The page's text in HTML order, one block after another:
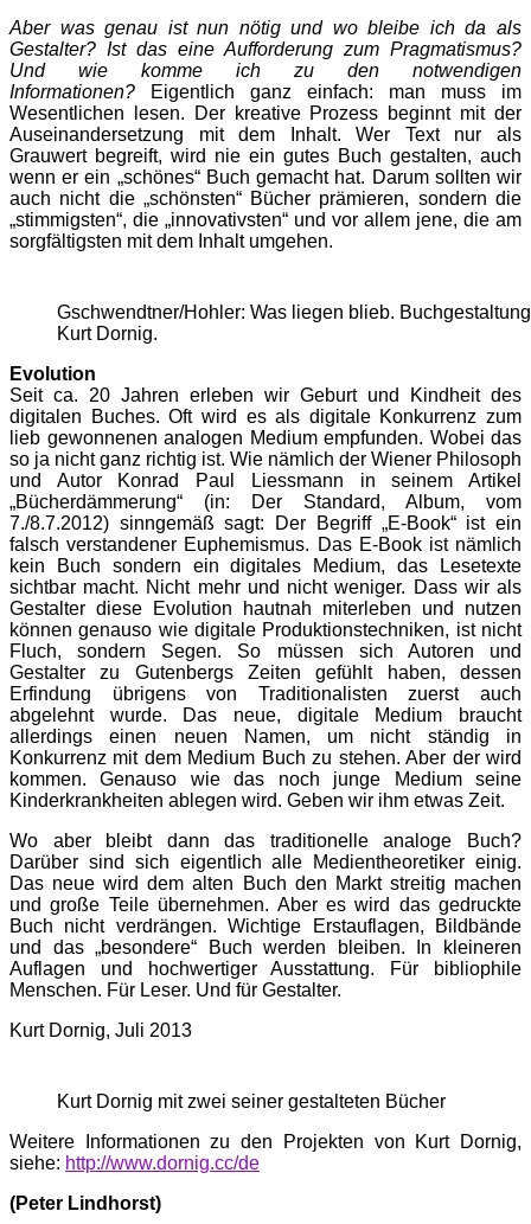
Aber was genau ist nun nötig und wo bleibe ich da als
Gestalter? Ist das eine Aufforderung zum Pragmatismus?
Und wie komme ich zu den notwendigen
Informationen? Eigentlich ganz einfach: man muss im
Wesentlichen lesen. Der kreative Prozess beginnt mit der
Auseinandersetzung mit dem Inhalt. Wer Text nur als
Grauwert begreift, wird nie ein gutes Buch gestalten, auch
wenn er ein „schönes“ Buch gemacht hat. Darum sollten wir
auch nicht die „schönsten“ Bücher prämieren, sondern die
„stimmigsten“, die „innovativsten“ und vor allem jene, die am
sorgfältigsten mit dem Inhalt umgehen.
Gschwendtner/Hohler: Was liegen blieb.
Kurt Dornig.
Evolution
Seit ca. 20 Jahren erleben wir Geburt und Kindheit des
digitalen Buches. Oft wird es als digitale Konkurrenz zum
lieb gewonnenen analogen Medium empfunden. Wobei das
so ja nicht ganz richtig ist. Wie nämlich der Wiener Philosoph
und Autor Konrad Paul Liessmann in seinem Artikel
„Bücherdämmerung“ (in: Der Standard, Album, vom
7./8.7.2012) sinngemäß sagt: Der Begriff „E-Book“ ist ein
falsch verstandener Euphemismus. Das E-Book ist nämlich
kein Buch sondern ein digitales Medium, das Lesetexte
sichtbar macht. Nicht mehr und nicht weniger. Dass wir als
Gestalter diese Evolution hautnah miterleben und nutzen
können genauso wie digitale Produktionstechniken, ist nicht
Fluch, sondern Segen. So müssen sich Autoren und
Gestalter zu Gutenbergs Zeiten gefühlt haben, dessen
Erfindung übrigens von Traditionalisten zuerst auch
abgelehnt wurde. Das neue, digitale Medium braucht
allerdings einen neuen Namen, um nicht ständig in
Konkurrenz mit dem Medium Buch zu stehen. Aber der wird
kommen. Genauso wie das noch junge Medium seine
Kinderkrankheiten ablegen wird. Geben wir ihm etwas Zeit.
Wo aber bleibt dann das traditionelle analoge Buch?
Darüber sind sich eigentlich alle Medientheoretiker einig.
Das neue wird dem alten Buch den Markt streitig machen
und große Teile übernehmen. Aber es wird das gedruckte
Buch nicht verdrängen. Wichtige Erstauflagen, Bildbände
und das „besondere“ Buch werden bleiben. In kleineren
Auflagen und hochwertiger Ausstattung. Für bibliophile
Menschen. Für Leser. Und für Gestalter.
Kurt Dornig, Juli 2013
Kurt Dornig mit zwei seiner gestalteten Bücher
Weitere Informationen zu den Projekten von Kurt Dornig,
siehe: http://www.dornig.cc/de
(Peter Lindhorst)